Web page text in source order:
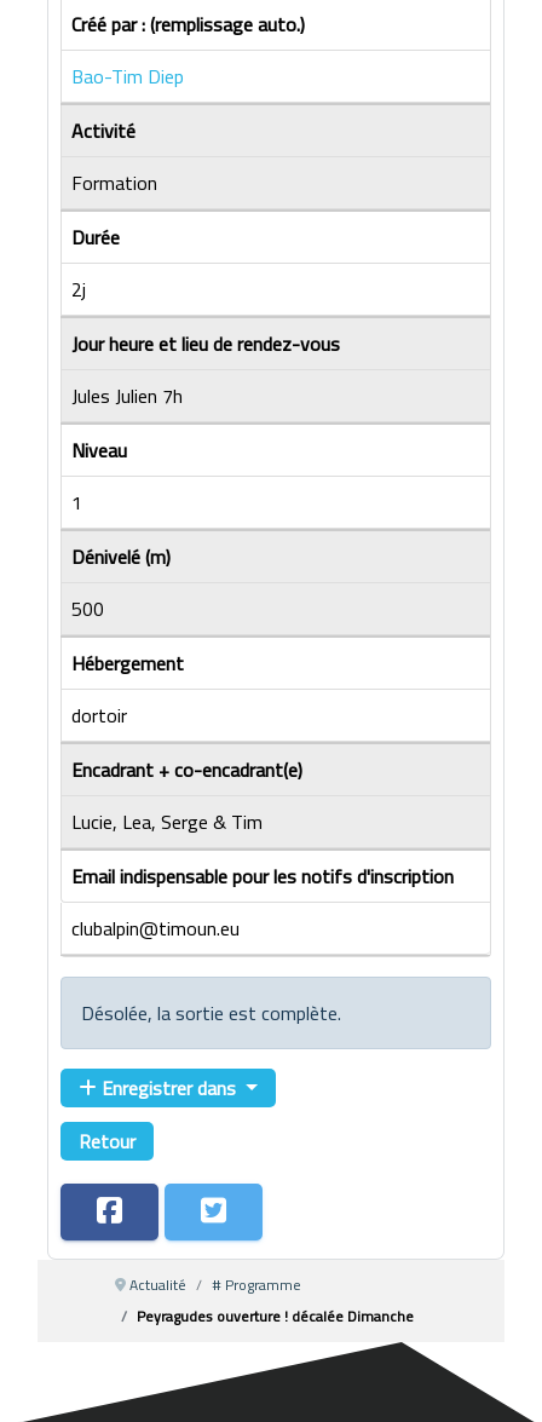
Créé par : (remplissage auto.)
Bao-Tim Diep
Activité
Formation
Durée
2j
Jour heure et lieu de rendez-vous
Jules Julien 7h
Niveau
1
Dénivelé (m)
500
Hébergement
dortoir
Encadrant + co-encadrant(e)
Lucie, Lea, Serge & Tim
Email indispensable pour les notifs d'inscription
clubalpin@timoun.eu
Désolée, la sortie est complète.
Enregistrer dans
Retour
Actualité
# Programme
Peyragudes ouverture ! décalée Dimanche